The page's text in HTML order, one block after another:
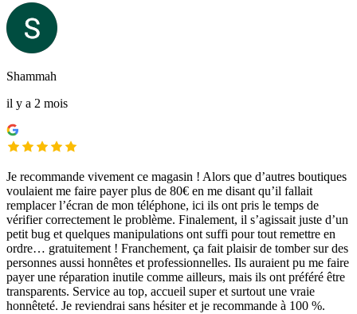
Shammah
il y a 2 mois
Je recommande vivement ce magasin ! Alors que d’autres boutiques
voulaient me faire payer plus de 80€ en me disant qu’il fallait
remplacer l’écran de mon téléphone, ici ils ont pris le temps de
vérifier correctement le problème. Finalement, il s’agissait juste d’un
petit bug et quelques manipulations ont suffi pour tout remettre en
ordre… gratuitement ! Franchement, ça fait plaisir de tomber sur des
personnes aussi honnêtes et professionnelles. Ils auraient pu me faire
payer une réparation inutile comme ailleurs, mais ils ont préféré être
transparents. Service au top, accueil super et surtout une vraie
honnêteté. Je reviendrai sans hésiter et je recommande à 100 %.